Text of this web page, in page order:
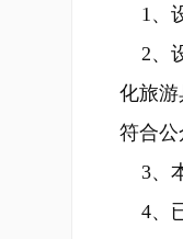
1、
2、
化旅
符合公
3、
4、